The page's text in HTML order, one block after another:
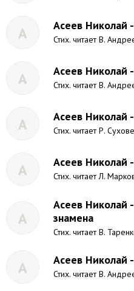
А Асеев Николай
Стих. читает В.
А Асеев Николай
Стих. читает В.
А Асеев Николай
Стих. читает Р.
А Асеев Николай
Стих. читает Л.
А
Асеев Николай
знамена
Стих. читает В.
А Асеев Николай
Стих. читает В.